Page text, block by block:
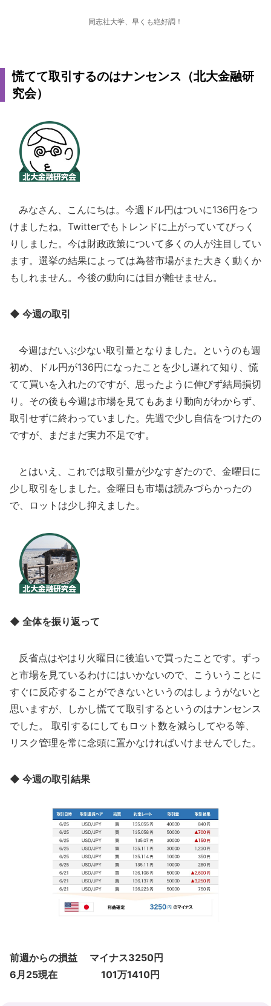
同志社大学、早くも絶好調！
慌てて取引するのはナンセンス（北大金融研
究会）
みなさん、こんにちは。今週ドル円はついに136円をつ
けましたね。Twitterでもトレンドに上がっていてびっく
りしました。今は財政政策について多くの人が注目してい
ます。選挙の結果によっては為替市場がまた大きく動くか
もしれません。今後の動向には目が離せません。
◆ 今週の取引
今週はだいぶ少ない取引量となりました。というのも週
初め、ドル円が136円になったことを少し遅れて知り、慌
てて買いを入れたのですが、思ったように伸びず結局損切
り。その後も今週は市場を見てもあまり動向がわからず、
取引せずに終わっていました。先週で少し自信をつけたの
ですが、まだまだ実力不足です。
とはいえ、これでは取引量が少なすぎたので、金曜日に
少し取引をしました。金曜日も市場は読みづらかったの
で、ロットは少し抑えました。
◆ 全体を振り返って
反省点はやはり火曜日に後追いで買ったことです。ずっ
と市場を見ているわけにはいかないので、こういうことに
すぐに反応することができないというのはしょうがないと
思いますが、しかし慌てて取引するというのはナンセンス
でした。 取引するにしてもロット数を減らしてやる等、
リスク管理を常に念頭に置かなければいけませんでした。
◆ 今週の取引結果
前週からの損益 マイナス3250円
6月25現在 101万1410円